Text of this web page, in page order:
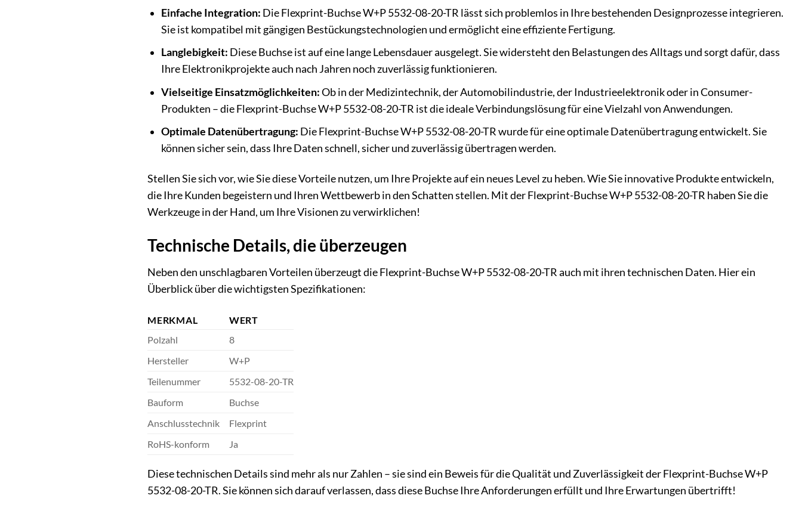
Einfache Integration: Die Flexprint-Buchse W+P 5532-08-20-TR lässt sich problemlos in Ihre bestehenden Designprozesse integrieren.
Sie ist kompatibel mit gängigen Bestückungstechnologien und ermöglicht eine effiziente Fertigung.
Langlebigkeit: Diese Buchse ist auf eine lange Lebensdauer ausgelegt. Sie widersteht den Belastungen des Alltags und sorgt dafür, dass
Ihre Elektronikprojekte auch nach Jahren noch zuverlässig funktionieren.
Vielseitige Einsatzmöglichkeiten:Ob in der Medizintechnik, der Automobilindustrie, der Industrieelektronik oder in Consumer-
Produkten – die Flexprint-Buchse W+P 5532-08-20-TR ist die ideale Verbindungslösung für eine Vielzahl von Anwendungen.
Optimale Datenübertragung: Die Flexprint-Buchse W+P 5532-08-20-TR wurde für eine optimale Datenübertragung entwickelt. Sie
können sicher sein, dass Ihre Daten schnell, sicher und zuverlässig übertragen werden.
Stellen Sie sich vor, wie Sie diese Vorteile nutzen, um Ihre Projekte auf ein neues Level zu heben. Wie Sie innovative Produkte entwickeln,
die Ihre Kunden begeistern und Ihren Wettbewerb in den Schatten stellen. Mit der Flexprint-Buchse W+P 5532-08-20-TR haben Sie die
Werkzeuge in der Hand, um Ihre Visionen zu verwirklichen!
Technische Details, die überzeugen
Neben den unschlagbaren Vorteilen überzeugt die Flexprint-Buchse W+P 5532-08-20-TR auch mit ihren technischen Daten. Hier ein
Überblick über die wichtigsten Spezifikationen:
MERKMAL
WERT
Polzahl
8
Hersteller
W+P
Teilenummer
5532-08-20-TR
Bauform
Buchse
Anschlusstechnik
Flexprint
RoHS-konform
Ja
Diese technischen Details sind mehr als nur Zahlen – sie sind ein Beweis für die Qualität und Zuverlässigkeit der Flexprint-Buchse W+P
5532-08-20-TR. Sie können sich darauf verlassen, dass diese Buchse Ihre Anforderungen erfüllt und Ihre Erwartungen übertrifft!